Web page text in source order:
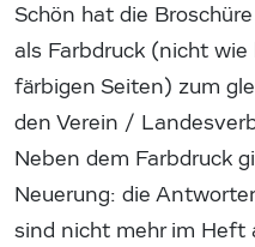
Schön hat die
als Farbdruck (nicht wie
färbigen Seiten) zum
den Verein /
Neben dem Farbdruck
Neuerung: die
sind nicht mehr im Heft